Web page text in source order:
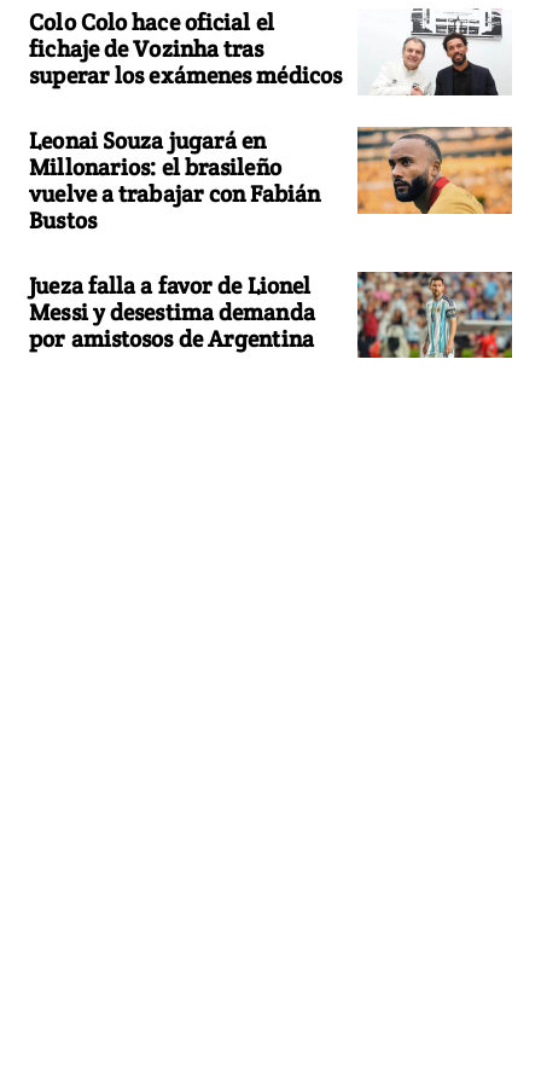
Colo Colo hace oficial el
fichaje de Vozinha tras
superar los exámenes médicos
Leonai Souza jugará en
Millonarios: el brasileño
vuelve a trabajar con Fabián
Bustos
Jueza falla a favor de Lionel
Messi y desestima demanda
por amistosos de Argentina